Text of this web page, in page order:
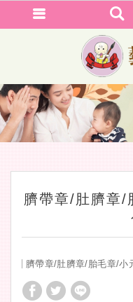
臍帶章/肚臍章/
臍帶章/肚臍章/胎毛章/小